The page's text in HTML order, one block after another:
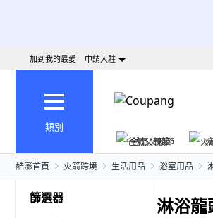
加到我的最愛 申請入駐
類別
爸氣父親節
酷澎首頁 火箭跨境 生活用品 浴室用品
篩選器 淋浴